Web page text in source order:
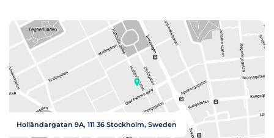
Holländargatan 9A, 111 36 Stockholm, Sweden